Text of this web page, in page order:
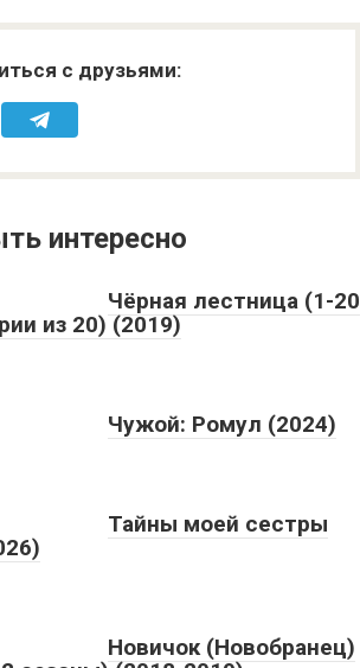
с друзьями:
интересно
Чёрная лестница (1-20
из 20) (2019)
Чужой: Ромул (2024)
Тайны моей сестры
Новичок (Новобранец)